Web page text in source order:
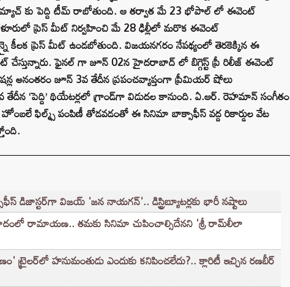
కు పెద్ది టీమ్ రాబోతుంది. ఆ తర్వాత మే 23 భోపాల్ లో ఈవెంట్
ప్రెస్ మీట్ నిర్వహించి మే 28 ఢిల్లీలో మరొక ఈవెంట్
కీలక ప్రెస్ మీట్ ఉండబోతుంది. విజయనగరం నేపథ్యంలో తెరకెక్కిన ఈ
ఫైనల్ గా జూన్ 02న హైదరాబాద్ లో బిగ్గెస్ట్ ప్రీ రిలీజ్ ఈవెంట్
అనంతరం జూన్ 3వ తేదీన ప్రపంచవ్యాప్తంగా ప్రీమియర్ షోలు
తేదీన ‘పెద్ది’ థియేటర్లలో గ్రాండ్‌గా విడుదల కానుంది. ఏ.ఆర్. రెహమాన్ సంగీతం
ఫిల్మ్స్ పంపిణీ తోడవడంతో ఈ సినిమా బాక్సాఫీస్ వద్ద రికార్డుల వేట
డిజాస్టర్‌గా విజయ్ 'జన నాయగన్'.. డిస్ట్రిబ్యూటర్లకు భారీ నష్టాలు
రామాయణ.. తమకు సినిమా చుపించాల్సిదేనని 'శ్రీ రామ్‌లీలా
హనుమంతుడు ఎందుకు కనిపించలేదు?.. క్లారిటీ ఇచ్చిన రణబీర్